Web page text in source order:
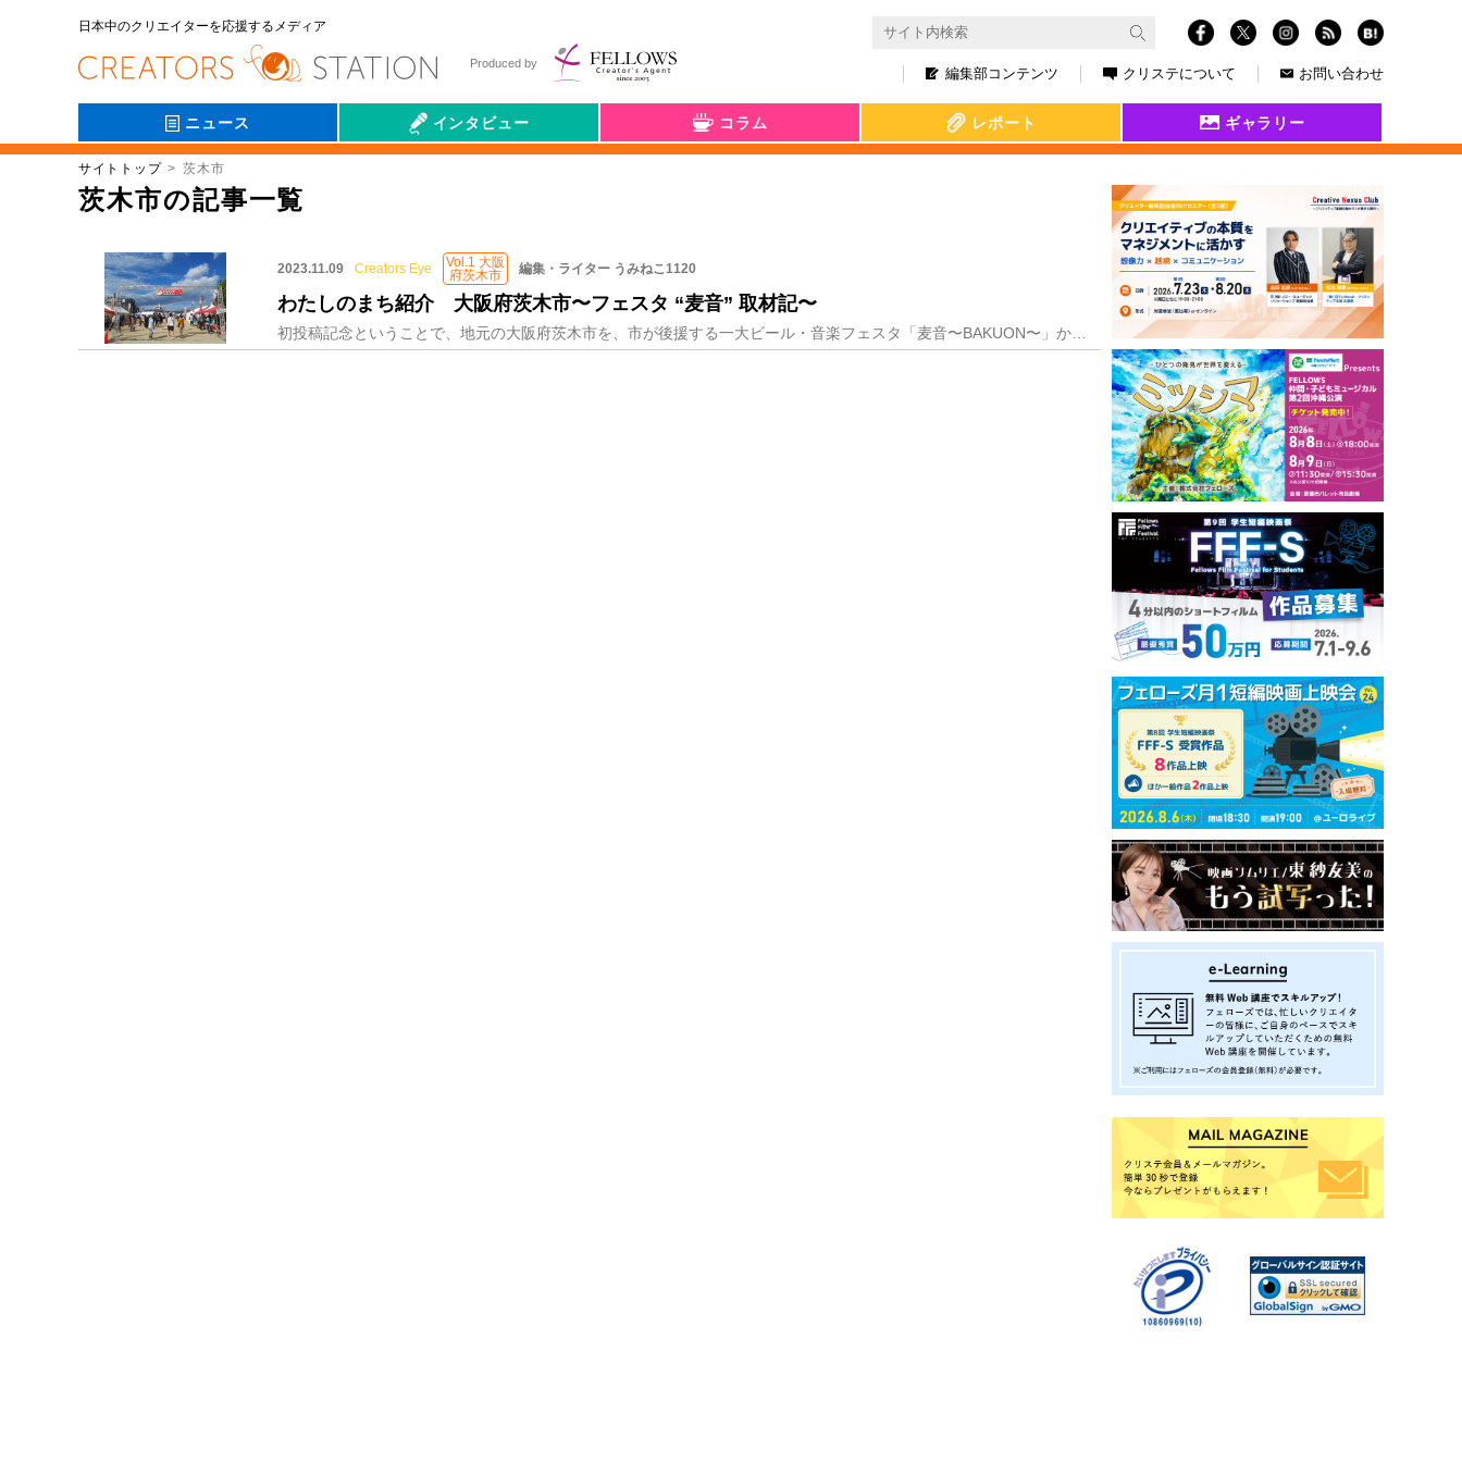
日本中のクリエイターを応援するメディア
編集部コンテンツ クリステについて お問い合わせ
Produced by
ニュース インタビュー コラム レポート ギャラリー
サイトトップ 茨木市
茨木市の記事一覧
2023.11.09 Creators Eye
Vol.1 大阪
府茨木市
編集・ライター うみねこ1120
わたしのまち紹介 大阪府茨木市〜フェスタ “麦音” 取材記〜